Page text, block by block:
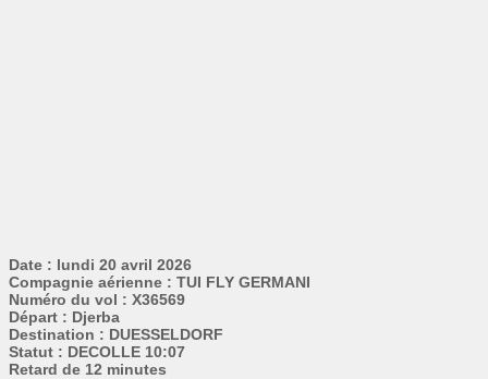
Date : lundi 20 avril 2026
Compagnie aérienne : TUI FLY GERMANI
Numéro du vol : X36569
Départ : Djerba
Destination : DUESSELDORF
Statut : DECOLLE 10:07
Retard de 12 minutes